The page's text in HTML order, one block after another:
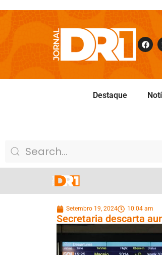
Destaque
Setembro 19, 2024 10:04 am
Secretaria descarta